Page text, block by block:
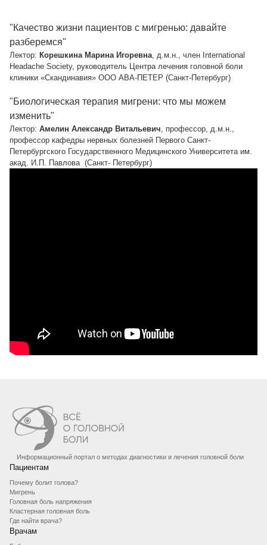
"Качество жизни пациентов с мигренью: давайте
разберемся"
Лектор: Корешкина Марина Игоревна , д.м.н., член International
Headache Society, руководитель Центра лечения головной боли
клиники «Скандинавия» ООО АВА-ПЕТЕР (Санкт-Петербург)
"Биологическая терапия мигрени: что мы можем
изменить"
Лектор: Амелин Александр Витальевич , профессор, д.м.н.,
профессор кафедры нервных болезней Первого Санкт-
Петербургского Государственного Медицинского Университета им.
акад. И.П. Павлова (Санкт- Петербург)
Информационный портал о методах диагностики и лечения головной боли
Пациентам
Почему болит голова?
Мигрень
Головная боль напряжения
Кластерная головная боль
Где найти врача?
Врачам